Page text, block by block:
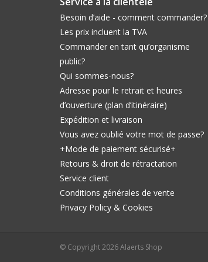
Besoin d’aide - comment commander?
Les prix incluent la TVA
Commander en tant qu’organisme
public?
Qui sommes-nous?
Adresse pour le retrait et heures
d’ouverture (plan d’itinéraire)
Expédition et livraison
Vous avez oublié votre mot de passe?
+Mode de paiement sécurisé+
Retours & droit de rétractation
Service client
Conditions générales de vente
Privacy Policy & Cookies
© Copyright 2026 Alaerts Shop